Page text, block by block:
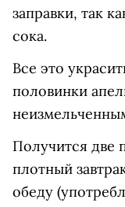
заправки, так
сока.
Все это
половинки
Получится две
плотный
обеду